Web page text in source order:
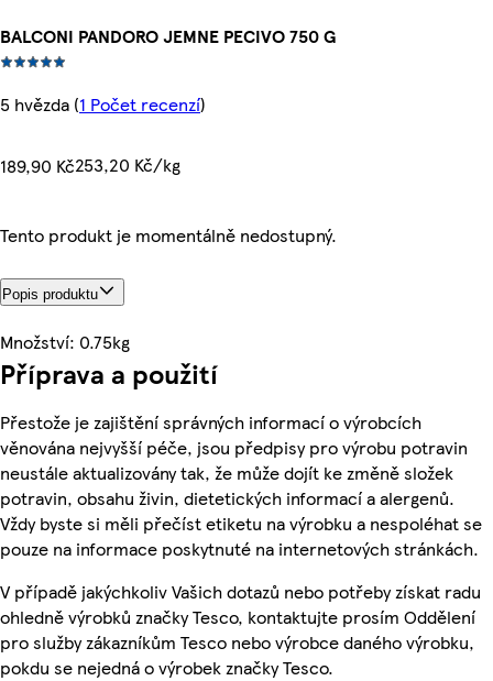
BALCONI PANDORO JEMNE PECIVO 750 G
5 hvězda (1 Počet recenzí)
189,90 Kč253,20 Kč/kg
Tento produkt je momentálně nedostupný.
Popis produktu
Množství: 0.75kg
Příprava a použití
Přestože je zajištění správných informací o výrobcích
věnována nejvyšší péče, jsou předpisy pro výrobu potravin
neustále aktualizovány tak, že může dojít ke změně složek
potravin, obsahu živin, dietetických informací a alergenů.
Vždy byste si měli přečíst etiketu na výrobku a nespoléhat se
pouze na informace poskytnuté na internetových stránkách.
V případě jakýchkoliv Vašich dotazů nebo potřeby získat radu
ohledně výrobků značky Tesco, kontaktujte prosím Oddělení
pro služby zákazníkům Tesco nebo výrobce daného výrobku,
pokdu se nejedná o výrobek značky Tesco.